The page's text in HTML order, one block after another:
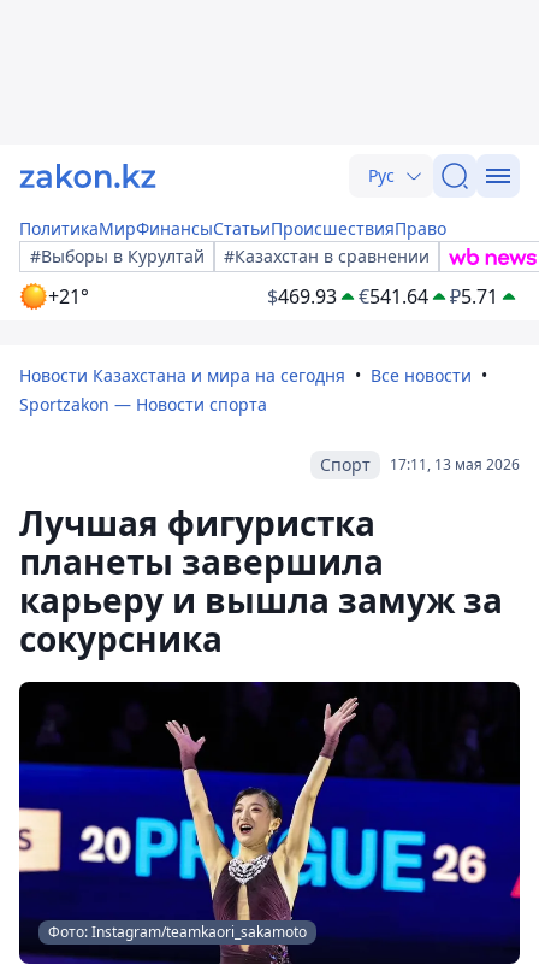
Рус
ПолитикаМирФинансыСтатьиПроисшествияПраво
#Выборы в Курултай
#Казахстан в сравнении
+21° $469.93 €541.64 ₽5.71
Новости Казахстана и мира на сегодня
Все новости
Sportzakon — Новости спорта
17:11, 13 мая 2026
Спорт
Лучшая фигуристка
планеты завершила
карьеру и вышла замуж за
сокурсника
Фото: Instagram/teamkaori_sakamoto